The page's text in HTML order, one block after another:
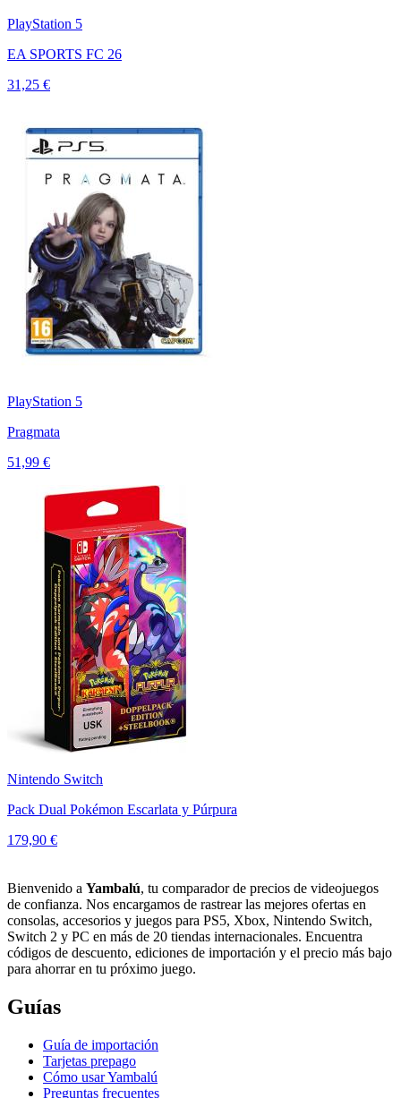
PlayStation 5
EA SPORTS FC 26
31,25 €
PlayStation 5
Pragmata
51,99 €
Nintendo Switch
Pack Dual Pokémon Escarlata y Púrpura
179,90 €
Bienvenido a Yambalú, tu comparador de precios de videojuegos
de confianza. Nos encargamos de rastrear las mejores ofertas en
consolas, accesorios y juegos para PS5, Xbox, Nintendo Switch,
Switch 2 y PC en más de 20 tiendas internacionales. Encuentra
códigos de descuento, ediciones de importación y el precio más bajo
para ahorrar en tu próximo juego.
Guías
Guía de importación
Tarjetas prepago
Cómo usar Yambalú
Preguntas frecuentes